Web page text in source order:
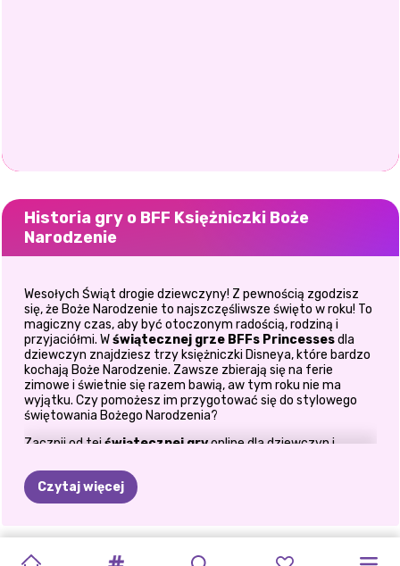
Historia gry o BFF Księżniczki Boże
Narodzenie
Wesołych Świąt drogie dziewczyny! Z pewnością zgodzisz
się, że Boże Narodzenie to najszczęśliwsze święto w roku! To
magiczny czas, aby być otoczonym radością, rodziną i
przyjaciółmi. Wświątecznej grze BFFs Princessesdla
dziewczyn znajdziesz trzy księżniczki Disneya, które bardzo
kochają Boże Narodzenie. Zawsze zbierają się na ferie
zimowe i świetnie się razem bawią, aw tym roku nie ma
wyjątku. Czy pomożesz im przygotować się do stylowego
świętowania Bożego Narodzenia?
Zacznij od tejświątecznej gryonline dla dziewczyn i
zadania dekoratorskiego. Mając tylko kilka dni do Wigilii,
postanowili zapakować prezenty, które zamierzają wymienić
między sobą, a tutaj możesz im pomóc. Czy Wy, Drogie Panie,
wyzwaniem, które dla Was przygotowali? W tejgrze online
Czytaj więcej
ŚWIĘTA
FROZEN GRUDNIOWY
ŚWIĄTECZNE KSIĘŻNICZKI JAK